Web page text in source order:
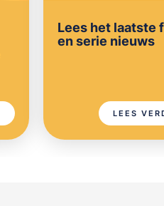
Lees het laatste
en serie nieuws
LEES